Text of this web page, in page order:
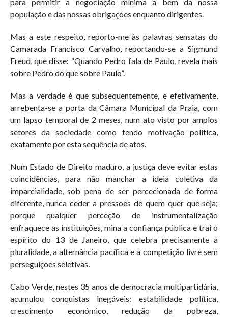
população e das nossas obrigações enquanto dirigentes.
Mas a este respeito, reporto-me às palavras sensatas do
Camarada Francisco Carvalho, reportando-se a Sigmund
Freud, que disse: “Quando Pedro fala de Paulo, revela mais
sobre Pedro do que sobre Paulo”.
Mas a verdade é que subsequentemente, e efetivamente,
arrebenta-se a porta da Câmara Municipal da Praia, com
um lapso temporal de 2 meses, num ato visto por amplos
setores da sociedade como tendo motivação política,
exatamente por esta sequência de atos.
Num Estado de Direito maduro, a justiça deve evitar estas
coincidências, para não manchar a ideia coletiva da
imparcialidade, sob pena de ser percecionada de forma
diferente, nunca ceder a pressões de quem quer que seja;
porque qualquer perceção de instrumentalização
enfraquece as instituições, mina a confiança pública e trai o
espírito do 13 de Janeiro, que celebra precisamente a
pluralidade, a alternância pacífica e a competição livre sem
perseguições seletivas.
Cabo Verde, nestes 35 anos de democracia multipartidária,
acumulou conquistas inegáveis: estabilidade política,
crescimento económico, redução da pobreza,